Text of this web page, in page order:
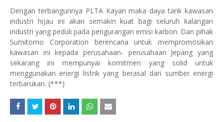
Dengan terbangunnya PLTA Kayan maka daya tarik kawasan
industri hijau ini akan semakin kuat bagi seluruh kalangan
industri yang peduli pada pengurangan emisi karbon. Dan pihak
Sumitomo Corporation berencana untuk mempromosikan
kawasan ini kepada perusahaan- perusahaan Jepang yang
sekarang ini mempunyai komitmen yang solid untuk
menggunakan energi listrik yang berasal dari sumber energi
terbarukan. (***)